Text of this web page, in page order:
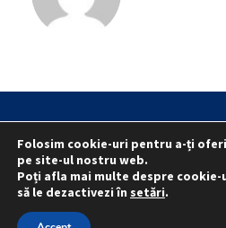
Statut
Reprezentativitate
Politica folosirii cookie-urilor
Folosim cookie-uri pentru a-ți
pe site-ul nostru web.
Poți afla mai multe despre
să le dezactivezi în setări.